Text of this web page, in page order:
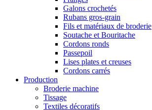
Galons crochetés
Rubans gros-grain
Fils et matériaux de broderie
Soutache et Bouritache
Cordons ronds
Passepoil
Lises plates et creuses
Cordons carrés
Production
Broderie machine
Tissage
Textiles décoratifs